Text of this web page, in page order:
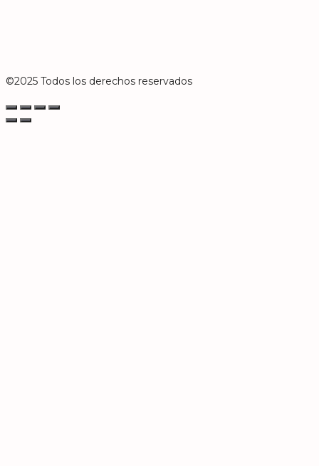
©2025 Todos los derechos reservados